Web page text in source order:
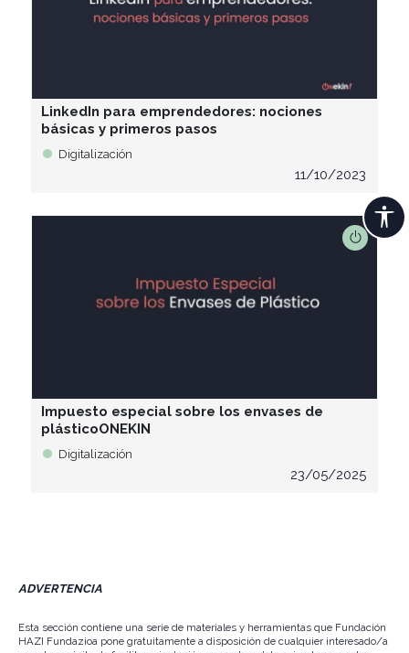
LinkedIn para emprendedores: nociones
básicas y primeros pasos
Digitalización
11/10/2023
Impuesto especial sobre los envases de
plásticoONEKIN
Digitalización
23/05/2025
ADVERTENCIA
Esta sección contiene una serie de materiales y herramientas que Fundación
HAZI Fundazioa pone gratuitamente a disposición de cualquier interesado/a